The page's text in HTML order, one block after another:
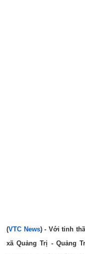
(VTC News) - Với tinh
xã Quảng Trị - Quảng